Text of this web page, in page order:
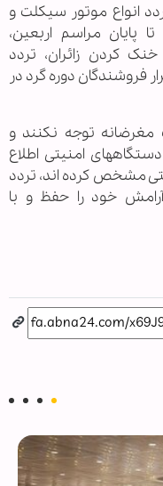
انواع موتور سیکلت و
وسایل نقلیه از 17 دسامبر 2013 تا پایان مراسم اربعین،
کردن زائران، تردد
فروشندگان دوره گرد در
توجه نکنند و
امنیتی اطلاع
مشخص کرده اند، تردد
خود را حفظ و با